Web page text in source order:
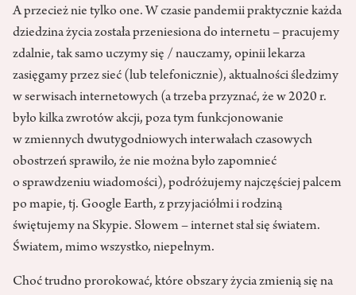
A przecież nie tylko one. W czasie pandemii praktycznie każda
dziedzina życia została przeniesiona do internetu – pracujemy
zdalnie, tak samo uczymy się / nauczamy, opinii lekarza
zasięgamy przez sieć (lub telefonicznie), aktualności śledzimy
w serwisach internetowych (a trzeba przyznać, że w 2020 r.
było kilka zwrotów akcji, poza tym funkcjonowanie
w zmiennych dwutygodniowych interwałach czasowych
obostrzeń sprawiło, że nie można było zapomnieć
o sprawdzeniu wiadomości), podróżujemy najczęściej palcem
po mapie, tj. Google Earth, z przyjaciółmi i rodziną
świętujemy na Skypie. Słowem – internet stał się światem.
Światem, mimo wszystko, niepełnym.
Choć trudno prorokować, które obszary życia zmienią się na